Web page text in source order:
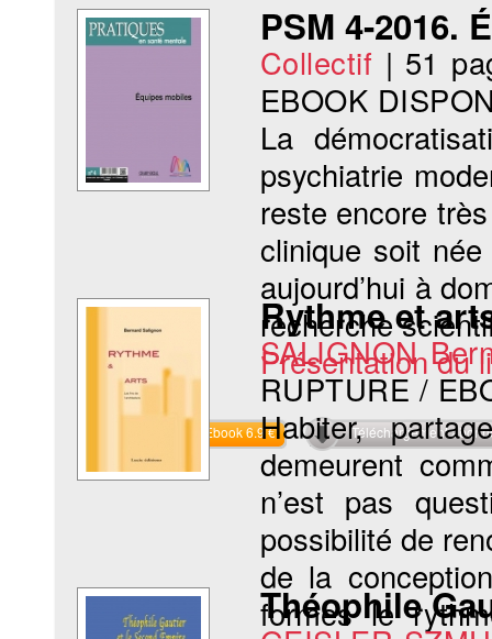
PSM 4-2016.
Collectif | 51
EBOOK
La
psychiatrie
reste encore
clinique soit
aujourd’hui à
recherche
Présentation du
Commander l'Ebook 6.9 € Téléchargement
Rythme et
SALIGNON
RUPTURE /
Habiter,
demeurent
n’est pas
possibilité de
de la
formes le
Théophile